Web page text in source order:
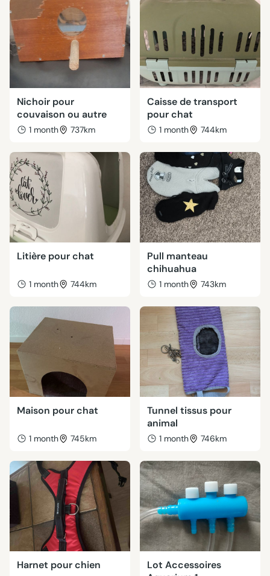
Nichoir pour
couvaison ou autre
1 month 737km
Caisse de transport
pour chat
1 month 744km
Litière pour chat
1 month 744km
Pull manteau
chihuahua
1 month 743km
Maison pour chat
1 month 745km
Tunnel tissus pour
animal
1 month 746km
Harnet pour chien
Lot Accessoires